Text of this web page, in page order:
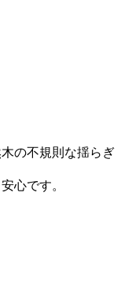
の不規則な揺らぎ
心です。